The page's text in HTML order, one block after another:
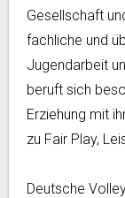
Gesellschaft
fachliche und
Jugendarbeit
beruft sich
Erziehung mit
zu Fair Play,
Deutsche